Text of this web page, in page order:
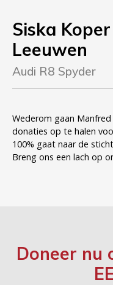
Siska Koper
Leeuwen
Audi R8 Spyder
Wederom gaan
donaties op te halen
100% gaat naar de
Doneer nu